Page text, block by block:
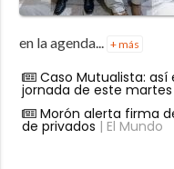
en la agenda... + más
Caso Mutualista:
jornada de este martes
Morón alerta firma
de privados | El Mundo